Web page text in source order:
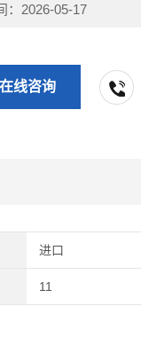
：2026-05-17
在线咨询
进口
11